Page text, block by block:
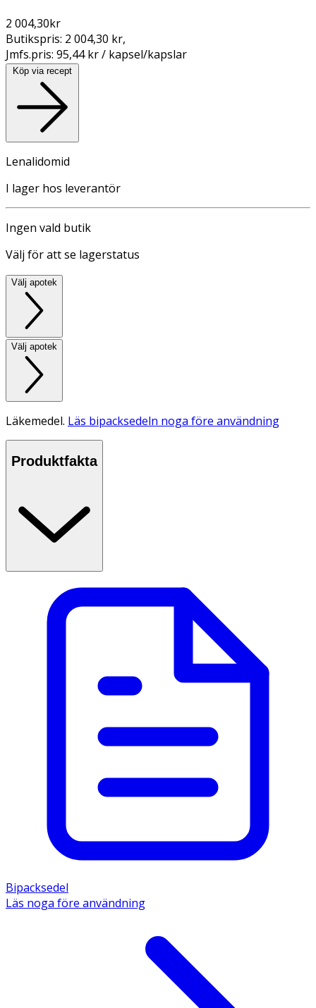
2 004,30kr
Butikspris: 2 004,30 kr,
Jmfs.pris: 95,44 kr / kapsel/kapslar
Köp via recept
Lenalidomid
I lager hos leverantör
Ingen vald butik
Välj för att se lagerstatus
Välj apotek
Välj apotek
Läkemedel. Läs bipacksedeln noga före användning
Produktfakta
Bipacksedel
Läs noga före användning